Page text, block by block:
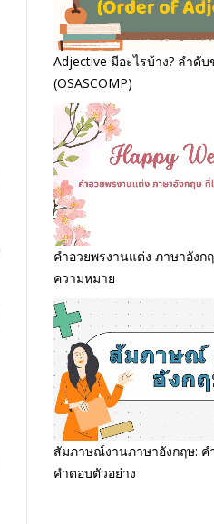
Adjective มีอะไรบ้าง? ลำดั
(OSASCOMP)
คำอวยพรงานแต่ง ภาษาอังก
ความหมาย
สัมภาษณ์งานภาษาอังกฤษ:
คำตอบตัวอย่าง